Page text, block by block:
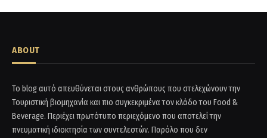
ABOUT
Το blog αυτό απευθύνεται στους ανθρώπους που στελεχώνουν την
Τουριστική βιομηχανία και πιο συγκεκριμένα τον κλάδο του Food &
Beverage. Περιέχει πρωτότυπο περιεχόμενο που αποτελεί την
πνευματική ιδιοκτησία των συντελεστών. Παρόλο που δεν